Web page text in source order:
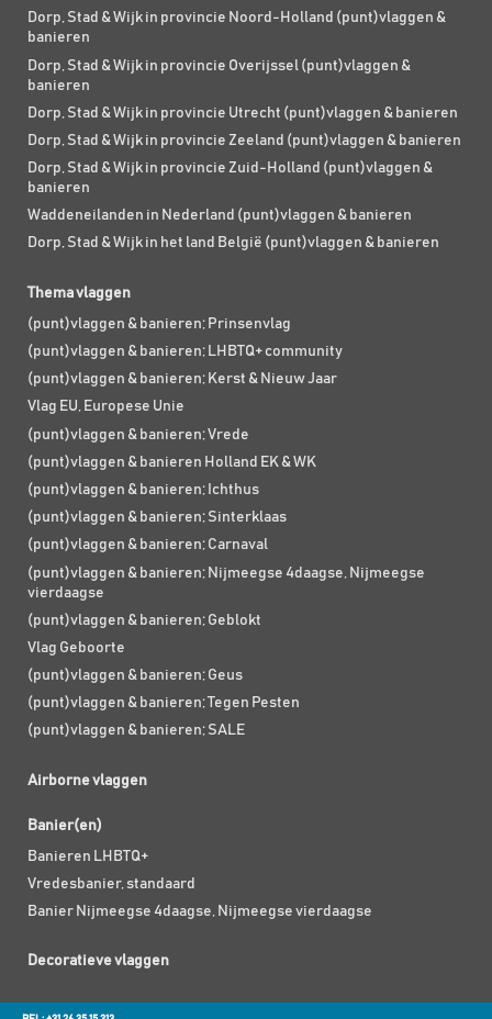
Dorp, Stad & Wijk in provincie Noord-Holland (punt)vlaggen &
banieren
Dorp, Stad & Wijk in provincie Overijssel (punt)vlaggen &
banieren
Dorp, Stad & Wijk in provincie Utrecht (punt)vlaggen & banieren
Dorp, Stad & Wijk in provincie Zeeland (punt)vlaggen & banieren
Dorp, Stad & Wijk in provincie Zuid-Holland (punt)vlaggen &
banieren
Waddeneilanden in Nederland (punt)vlaggen & banieren
Dorp, Stad & Wijk in het land België (punt)vlaggen & banieren
Thema vlaggen
(punt)vlaggen & banieren; Prinsenvlag
(punt)vlaggen & banieren; LHBTQ+ community
(punt)vlaggen & banieren; Kerst & Nieuw Jaar
Vlag EU, Europese Unie
(punt)vlaggen & banieren; Vrede
(punt)vlaggen & banieren Holland EK & WK
(punt)vlaggen & banieren; Ichthus
(punt)vlaggen & banieren; Sinterklaas
(punt)vlaggen & banieren; Carnaval
(punt)vlaggen & banieren; Nijmeegse 4daagse, Nijmeegse
vierdaagse
(punt)vlaggen & banieren; Geblokt
Vlag Geboorte
(punt)vlaggen & banieren; Geus
(punt)vlaggen & banieren; Tegen Pesten
(punt)vlaggen & banieren; SALE
Airborne vlaggen
Banier(en)
Banieren LHBTQ+
Vredesbanier, standaard
Banier Nijmeegse 4daagse, Nijmeegse vierdaagse
Decoratieve vlaggen